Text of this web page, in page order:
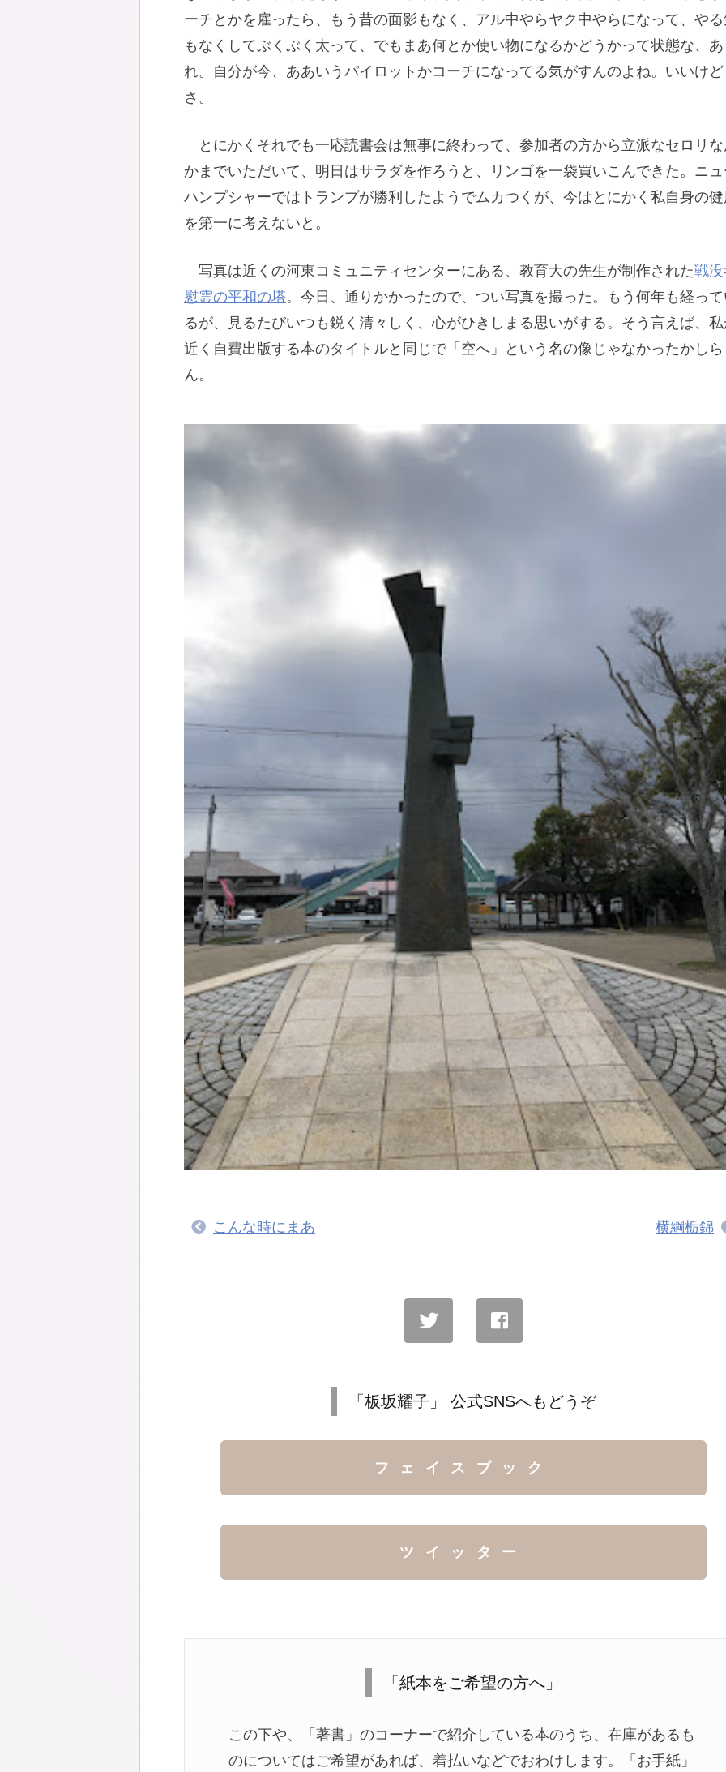
ーチとかを雇ったら、もう昔の面影もなく、アル中やらヤク中やらになって、や
もなくしてぶくぶく太って、でもまあ何とか使い物になるかどうかって状態な、あ
れ。自分が今、ああいうパイロットかコーチになってる気がすんのよね。いいけど
さ。
とにかくそれでも一応読書会は無事に終わって、参加者の方から立派なセロリ
かまでいただいて、明日はサラダを作ろうと、リンゴを一袋買いこんできた。ニ
ハンプシャーではトランプが勝利したようでムカつくが、今はとにかく私自身の
を第一に考えないと。
写真は近くの河東コミュニティセンターにある、教育大の先生が制作された戦
慰霊の平和の塔。今日、通りかかったので、つい写真を撮った。もう何年も経っ
るが、見るたびいつも鋭く清々しく、心がひきしまる思いがする。そう言えば、
近く自費出版する本のタイトルと同じで「空へ」という名の像じゃなかったかしら
ん。
こんな時にまあ 横綱栃錦
「板坂耀子」 公式SNSへもどうぞ
フェイスブック
ツイッター
「紙本をご希望の方へ」
この下や、「著書」のコーナーで紹介している本のうち、在庫があるも
のについてはご希望があれば、着払いなどでおわけします。「お手紙」